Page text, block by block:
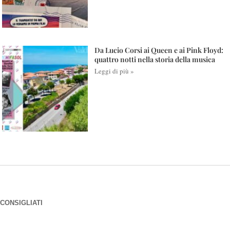
Da Lucio Corsi ai Queen e ai Pink Floyd:
quattro notti nella storia della musica
Leggi di più »
CONSIGLIATI